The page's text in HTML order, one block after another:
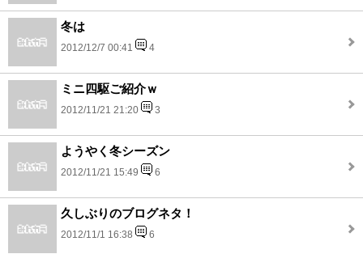
冬は
2012/12/7 00:41 4
ミニ四駆ご紹介ｗ
2012/11/21 21:20 3
ようやく冬シーズン
2012/11/21 15:49 6
久しぶりのブログネタ！
2012/11/1 16:38 6